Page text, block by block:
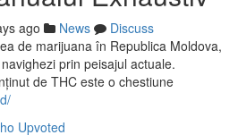
ago News
Discuss
de marijuana în Republica Moldova,
prin peisajul actuale.
de THC este o chestiune
Upvoted